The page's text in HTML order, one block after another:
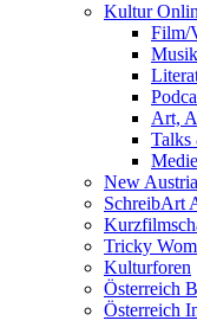
Kultur
Film/
Musik
Art,
Talks
New
SchreibArt
Tricky
Kulturforen
Österreich
Österreich